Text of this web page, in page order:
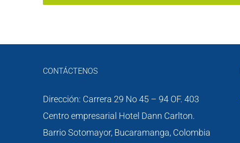
CONTÁCTENOS
Dirección: Carrera 29 No 45 – 94 OF. 403
Centro empresarial Hotel Dann Carlton.
Barrio Sotomayor, Bucaramanga, Colombia